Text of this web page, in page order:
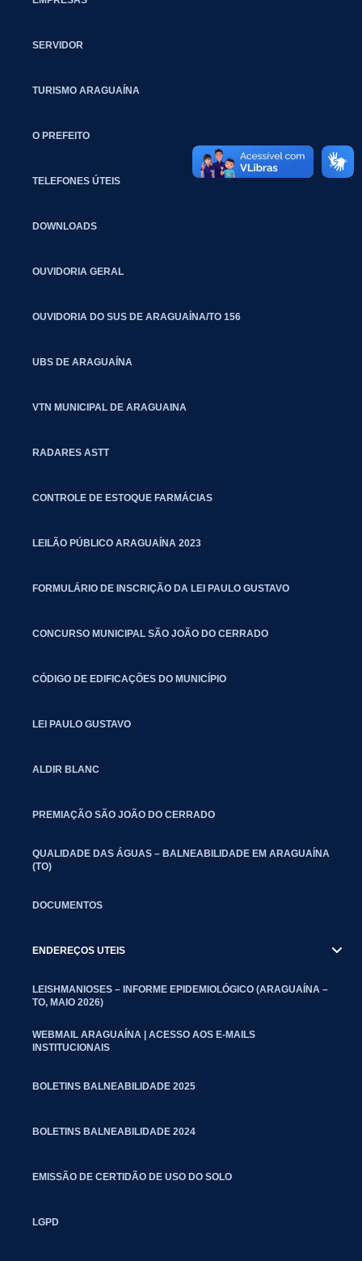
SERVIDOR
TURISMO ARAGUAÍNA
O PREFEITO
TELEFONES ÚTEIS
DOWNLOADS
OUVIDORIA GERAL
OUVIDORIA DO SUS DE ARAGUAÍNA/TO 156
UBS DE ARAGUAÍNA
VTN MUNICIPAL DE ARAGUAINA
RADARES ASTT
CONTROLE DE ESTOQUE FARMÁCIAS
LEILÃO PÚBLICO ARAGUAÍNA 2023
FORMULÁRIO DE INSCRIÇÃO DA LEI PAULO GUSTAVO
CONCURSO MUNICIPAL SÃO JOÃO DO CERRADO
CÓDIGO DE EDIFICAÇÕES DO MUNICÍPIO
LEI PAULO GUSTAVO
ALDIR BLANC
PREMIAÇÃO SÃO JOÃO DO CERRADO
QUALIDADE DAS ÁGUAS – BALNEABILIDADE EM ARAGUAÍNA
(TO)
DOCUMENTOS
ENDEREÇOS UTEIS
LEISHMANIOSES – INFORME EPIDEMIOLÓGICO (ARAGUAÍNA –
TO, MAIO 2026)
WEBMAIL ARAGUAÍNA | ACESSO AOS E-MAILS
INSTITUCIONAIS
BOLETINS BALNEABILIDADE 2025
BOLETINS BALNEABILIDADE 2024
EMISSÃO DE CERTIDÃO DE USO DO SOLO
LGPD